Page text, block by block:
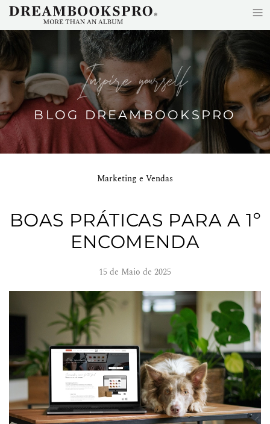
Saltar para o conteúdo principal
Inspire yourself
BLOG DREAMBOOKSPRO
Marketing e Vendas
BOAS PRÁTICAS PARA A 1º
ENCOMENDA
15 de Maio de 2025
≡